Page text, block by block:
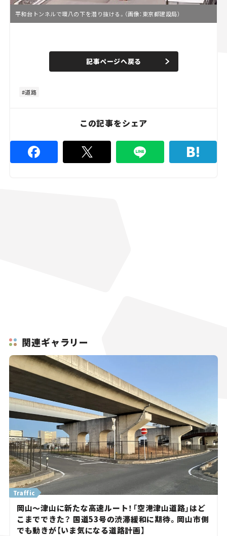
平和台トンネルで環八の下を潜り抜ける。（画像：東京都建設局）
n
e
d
%
記事ページへ戻る
道路
この記事をシェア
関連ギャラリー
Traffic
岡山～津山に新たな高速ルート！「空港津山道路」はど
こまでできた？ 国道53号の渋滞緩和に期待。岡山市側
でも動きが【いま気になる道路計画】